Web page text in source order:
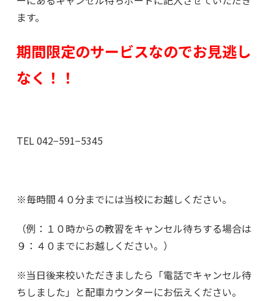
ます。
期間限定のサービスなのでお見逃し
なく！！
TEL 042−591−5345
※毎時間４０分までには当校にお越しください。
（例：１０時からの教習をキャンセル待ちする場合は
９：４０までにお越しください。）
※当日後来校いただきましたら「電話でキャンセル待
ちしました」と配車カウンターにお伝えください。